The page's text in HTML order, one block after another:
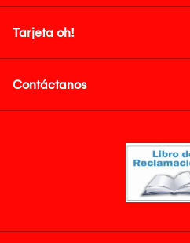
Tarjeta oh!
Contáctanos